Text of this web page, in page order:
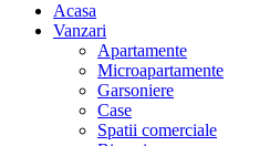
Acasa
Vanzari
Apartamente
Microapartamente
Garsoniere
Case
Spatii comerciale